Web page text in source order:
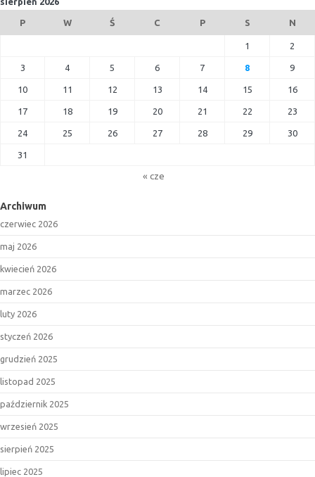
P W Ś C P S N
1 2
3 4 5 6 7 8 9
10 11 12 13 14 15 16
17 18 19 20 21 22 23
24 25 26 27 28 29 30
31
« cze
Archiwum
czerwiec 2026
maj 2026
kwiecień 2026
marzec 2026
luty 2026
styczeń 2026
grudzień 2025
listopad 2025
październik 2025
wrzesień 2025
sierpień 2025
lipiec 2025